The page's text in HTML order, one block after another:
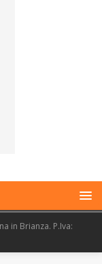
in Brianza. P.Iva: